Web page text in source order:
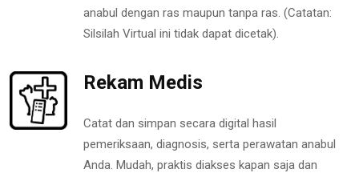
anabul dengan ras maupun tanpa ras. (Catatan:
Silsilah Virtual ini tidak dapat dicetak).
Rekam Medis
Catat dan simpan secara digital hasil
pemeriksaan, diagnosis, serta perawatan anabul
Anda. Mudah, praktis diakses kapan saja dan